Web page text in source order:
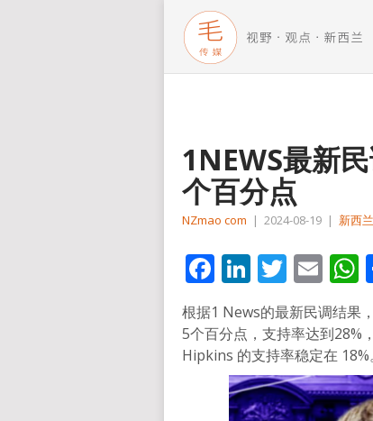
1NEWS最新
个百分点
NZmao com | 2024-08-19 | 新西兰
Facebook
LinkedIn
根据1 News的最新民调结果
5个百分点，支持率达到28%
Hipkins 的支持率稳定在 18%。